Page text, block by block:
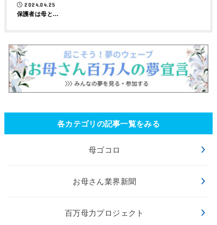
2024.04.25
保護者は母と…
各カテゴリの記事一覧をみる
母ゴコロ
お母さん業界新聞
百万母力プロジェクト